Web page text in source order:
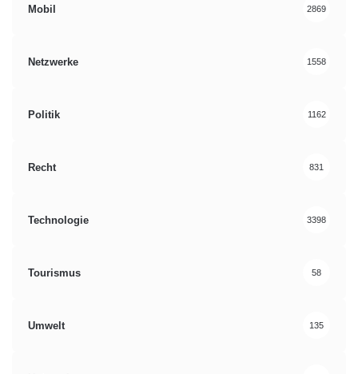
Mobil 2869
Netzwerke 1558
Politik 1162
Recht 831
Technologie 3398
Tourismus 58
Umwelt 135